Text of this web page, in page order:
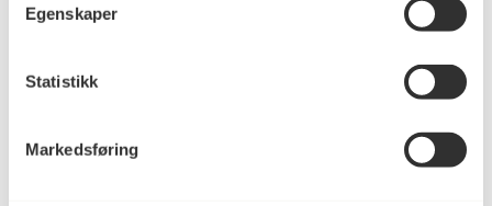
Egenskaper
Statistikk
Markedsføring